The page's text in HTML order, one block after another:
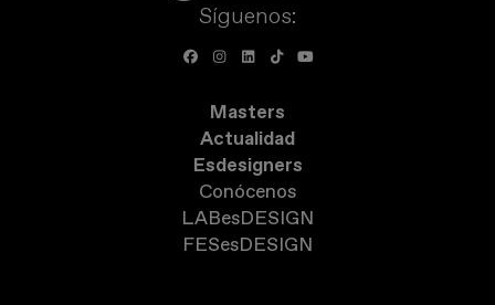
Síguenos:
Masters
Actualidad
Esdesigners
Conócenos
LABesDESIGN
FESesDESIGN